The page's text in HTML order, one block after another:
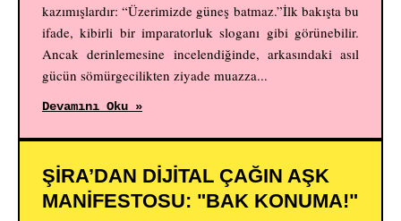
kazımışlardır: “Üzerimizde güneş batmaz.”İlk bakışta bu
ifade, kibirli bir imparatorluk sloganı gibi görünebilir.
Ancak derinlemesine incelendiğinde, arkasındaki asıl
gücün sömürgecilikten ziyade muazza...
Devamını Oku »
ŞİRA’DAN DİJİTAL ÇAĞIN AŞK
MANİFESTOSU: "BAK KONUMA!"